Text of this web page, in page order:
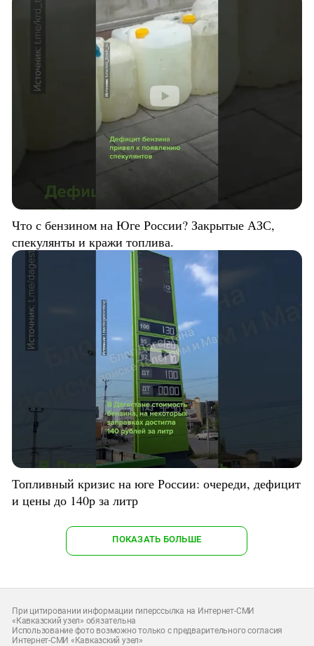
Что с бензином на Юге России? Закрытые АЗС,
спекулянты и кражи топлива.
Топливный кризис на юге России: очереди, дефицит
и цены до 140р за литр
ПОКАЗАТЬ БОЛЬШЕ
При цитировании информации гиперссылка на Интернет-СМИ
«Кавказский узел» обязательна
Использование фото возможно только с предварительного согласия
Интернет-СМИ «Кавказский узел»